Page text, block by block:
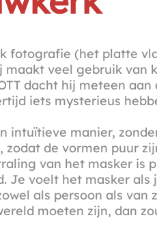
fotografie (het platte
veel gebruik van
dacht hij meteen
iets mysterieus
intuïtieve manier,
de vormen puur
van het masker is
Je voelt het masker als
als persoon als van
moeten zijn, dan